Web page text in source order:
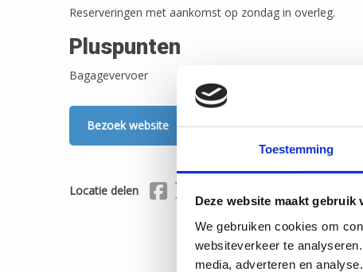
Toestemming
Deze website maakt gebruik
We gebruiken cookies om
websiteverkeer te
media, adverteren en
Reserveringen met aankomst op zondag in overleg.
Pluspunten
Bagagevervoer
Bezoek website
Locatie delen Delen via Facebook